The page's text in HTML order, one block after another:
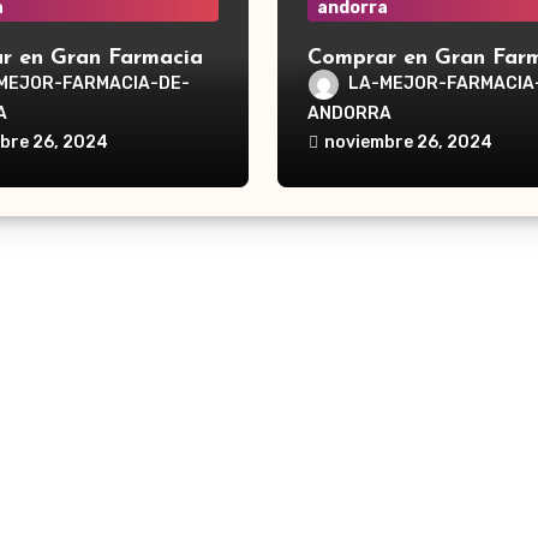
en Gran Farmacia
Waterpik®
Traveler WP-300
FARMACIA-DE-
26, 2024
andorra
Comprar en Gran
Andorra Waterpik®
Irrigador Ultra Plus
LA-MEJOR-
ANDORRA
noviembre 26, 2024